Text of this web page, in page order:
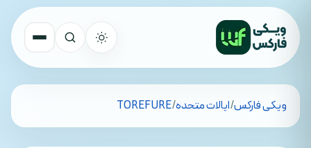
تمام کشورهاویکی فارکس/ایالات متحده/
TOREFURE